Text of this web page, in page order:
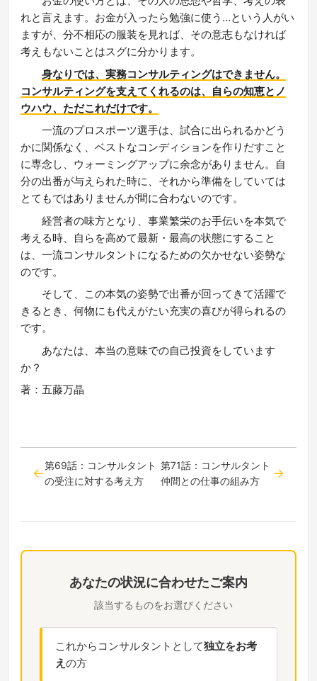
れと言えます。お金が入ったら勉強に使う…という人がい
ますが、分不相応の服装を見れば、その意志もなければ
考えもないことはスグに分かります。
身なりでは、実務コンサルティングはできません。
コンサルティングを支えてくれるのは、自らの知恵とノ
ウハウ、ただこれだけです。
一流のプロスポーツ選手は、試合に出られるかどう
かに関係なく、ベストなコンディションを作りだすこと
に専念し、ウォーミングアップに余念がありません。自
分の出番が与えられた時に、それから準備をしていては
とてもではありませんが間に合わないのです。
経営者の味方となり、事業繁栄のお手伝いを本気で
考える時、自らを高めて最新・最高の状態にすること
は、一流コンサルタントになるための欠かせない姿勢な
のです。
そして、この本気の姿勢で出番が回ってきて活躍で
きるとき、何物にも代えがたい充実の喜びが得られるの
です。
あなたは、本当の意味での自己投資をしています
か？
あなたの状況に合わせたご案内
該当するものをお選びください
これからコンサルタントとして独立をお考
えの方
著：五藤万晶
第69話：コンサルタント
の受注に対する考え方
第71話：コンサルタント
仲間との仕事の組み方